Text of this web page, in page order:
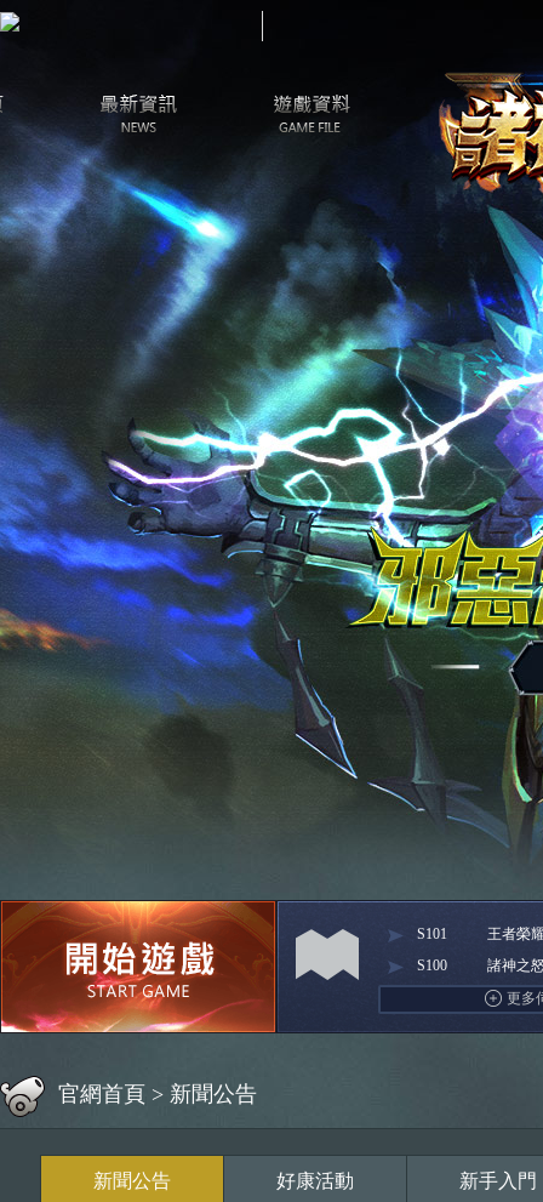
S101
王者榮
S100
諸神之
更多
Facebook快速登入
巴哈快速登入
台灣奇
官網首頁 > 新聞公告
新聞公告 好康活動 新手入門